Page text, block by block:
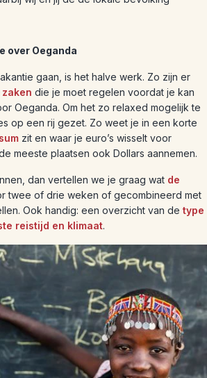
over Oeganda
gaan, is het halve werk. Zo zijn er
die je moet regelen voordat je kan
Oeganda. Om het zo relaxed mogelijk te
op een rij gezet. Zo weet je in een korte
zit en waar je euro’s wisselt voor
meeste plaatsen ook Dollars aannemen.
dan vertellen we je graag wat de
twee of drie weken of gecombineerd met
Ook handig: een overzicht van de type
reistijd en klimaat.